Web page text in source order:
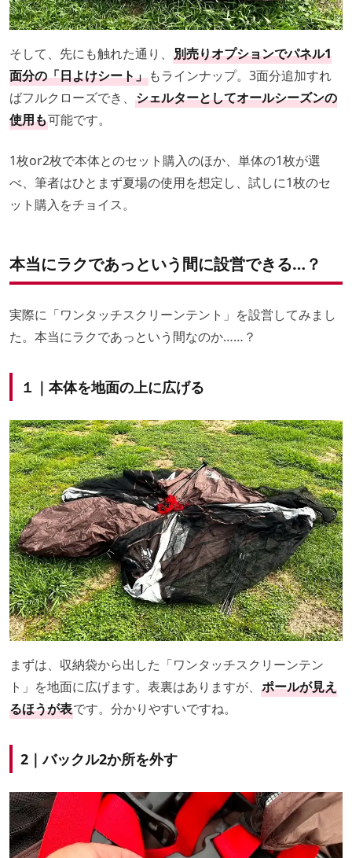
そして、先にも触れた通り、 別売りオプションでパネル1
面分の「日よけシート」もラインナップ。3面分追加すれ
ばフルクローズでき、 シェルターとしてオールシーズンの
使用も可能です。
1枚or2枚で本体とのセット購入のほか、単体の1枚が選
べ、筆者はひとまず夏場の使用を想定し、試しに1枚のセ
ット購入をチョイス。
本当にラクであっという間に設営できる…？
実際に「ワンタッチスクリーンテント」を設営してみまし
た。本当にラクであっという間なのか……？
１｜本体を地面の上に広げる
まずは、収納袋から出した「ワンタッチスクリーンテン
ト」を地面に広げます。表裏はありますが、 ポールが見え
るほうが表です。分かりやすいですね。
2｜バックル2か所を外す